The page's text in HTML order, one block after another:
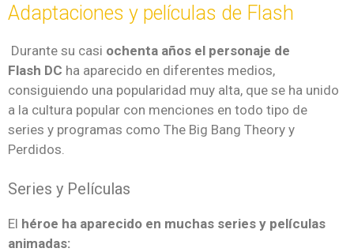
Adaptaciones y películas de Flash
Durante su casi ochenta años el personaje de
Flash DC ha aparecido en diferentes medios,
consiguiendo una popularidad muy alta, que se ha unido
a la cultura popular con menciones en todo tipo de
series y programas como The Big Bang Theory y
Perdidos.
Series y Películas
El héroe ha aparecido en muchas series y películas
animadas: